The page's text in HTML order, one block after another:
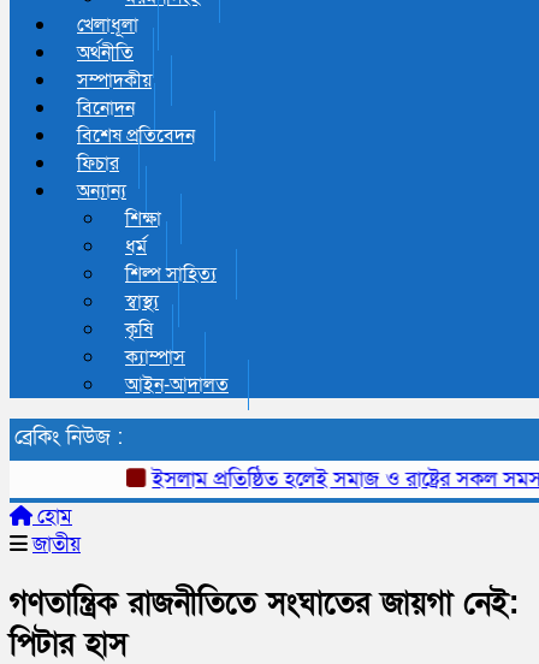
খেলাধূলা
অর্থনীতি
সম্পাদকীয়
বিনোদন
বিশেষ প্রতিবেদন
ফিচার
অন্যান্য
শিক্ষা
ধর্ম
শিল্প সাহিত্য
স্বাস্থ্য
কৃষি
ক্যাম্পাস
আইন-আদালত
ব্রেকিং নিউজ :
ইসলাম প্রতিষ্ঠিত হলেই সমাজ ও রাষ্ট্রের সকল
হোম
জাতীয়
গণতান্ত্রিক রাজনীতিতে সংঘাতের জায়গা নেই:
পিটার হাস